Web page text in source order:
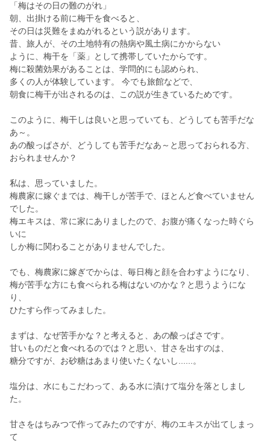
「梅はその日の難のがれ」
朝、出掛ける前に梅干を食べると、
その日は災難をまぬがれるという説があります。
昔、旅人が、その土地特有の熱病や風土病にかからない
ように、梅干を「薬」として携帯していたからです。
梅に殺菌効果があることは、学問的にも認められ、
多くの人が体験しています。 今でも旅館などで、
朝食に梅干が出されるのは、この説が生きているためです。
このように、梅干しは良いと思っていても、どうしても苦手だな
あ～。
あの酸っぱさが、どうしても苦手だなあ～と思っておられる方、
おられませんか？
私は、思っていました。
梅農家に嫁ぐまでは、梅干しが苦手で、ほとんど食べていません
でした。
梅エキスは、常に家にありましたので、お腹が痛くなった時ぐら
いに
しか梅に関わることがありませんでした。
でも、梅農家に嫁ぎでからは、毎日梅と顔を合わすようになり、
梅が苦手な方にも食べられる梅はないのかな？と思うようにな
り、
ひたすら作ってみました。
まずは、なぜ苦手かな？と考えると、あの酸っぱさです。
甘いものだと食べれるのでは？と思い、甘さを出すのは、
糖分ですが、お砂糖はあまり使いたくないし......。
塩分は、水にもこだわって、ある水に漬けて塩分を落としまし
た。
甘さをはちみつで作ってみたのですが、梅のエキスが出てしまっ
て